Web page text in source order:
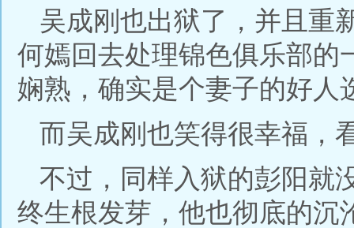
吴成刚也出狱了，并且重
何嫣回去处理锦色俱乐部的
娴熟，确实是个妻子的好人
而吴成刚也笑得很幸福，
不过，同样入狱的彭阳就
终生根发芽，他也彻底的沉